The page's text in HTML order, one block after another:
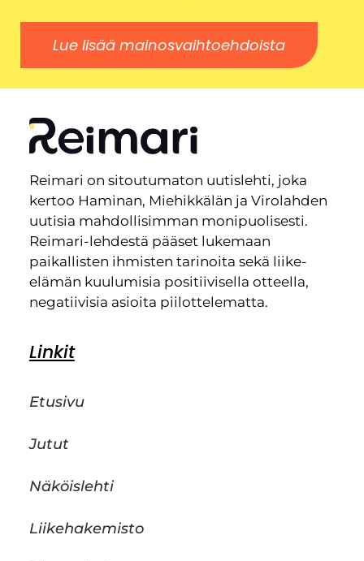
Lue lisää mainosvaihtoehdoista
Reimari on sitoutumaton uutislehti, joka
kertoo Haminan, Miehikkälän ja Virolahden
uutisia mahdollisimman monipuolisesti.
Reimari-lehdestä pääset lukemaan
paikallisten ihmisten tarinoita sekä liike-
elämän kuulumisia positiivisella otteella,
negatiivisia asioita piilottelematta.
Linkit
Etusivu
Jutut
Näköislehti
Liikehakemisto